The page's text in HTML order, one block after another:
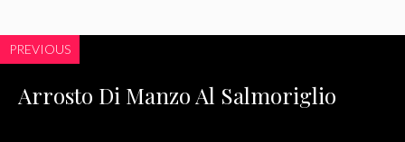
PREVIOUS
Arrosto Di Manzo Al Salmoriglio